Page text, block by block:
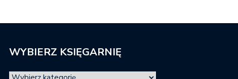
WYBIERZ KSIĘGARNIĘ